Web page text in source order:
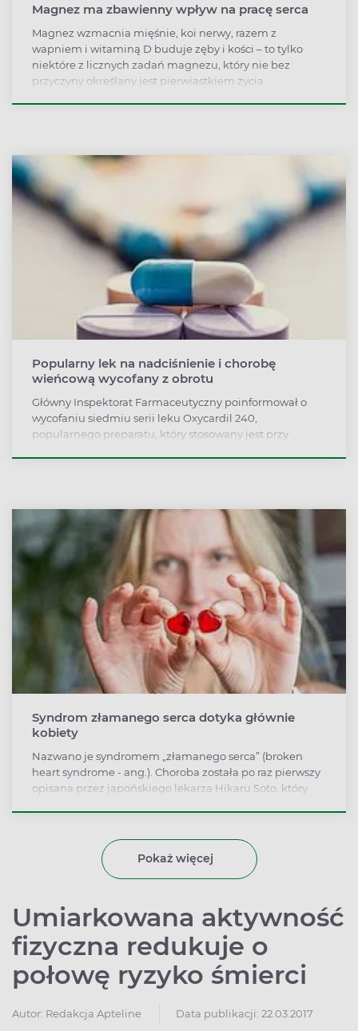
Magnez ma zbawienny wpływ na pracę serca
Magnez wzmacnia mięśnie, koi nerwy, razem z
wapniem i witaminą D buduje zęby i kości – to tylko
niektóre z licznych zadań magnezu, który nie bez
przyczyny określany jest pierwiastkiem życia.
Popularny lek na nadciśnienie i chorobę
wieńcową wycofany z obrotu
Główny Inspektorat Farmaceutyczny poinformował o
wycofaniu siedmiu serii leku Oxycardil 240,
popularnego preparatu, który stosowany jest przy
Syndrom złamanego serca dotyka głównie
kobiety
Nazwano je syndromem „złamanego serca” (broken
heart syndrome - ang.). Choroba została po raz pierwszy
opisana przez japońskiego lekarza Hikaru Soto, który
Pokaż więcej
Umiarkowana aktywność
fizyczna redukuje o
połowę ryzyko śmierci
Autor: Redakcja Apteline Data publikacji: 22.03.2017